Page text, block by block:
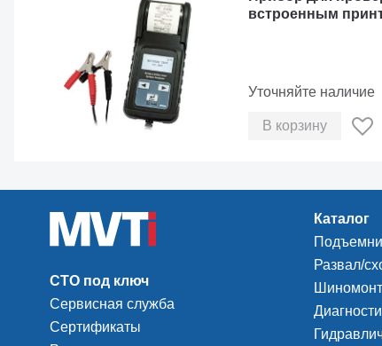
встроенным
Уточняйте наличие
В корзину
СТО под ключ
Сервисная служба
Сертификаты
Каталог
Развал/